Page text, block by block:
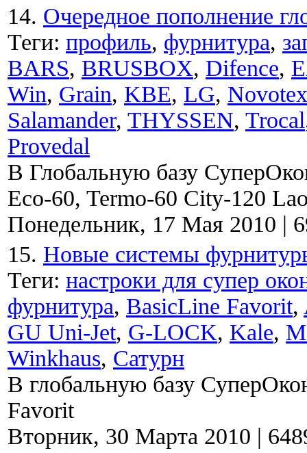
14. Очередное пополнение
Теги: профиль, фурнитура,
BARS, BRUSBOX, Difence,
Win, Grain, KBE, LG, Novotex
Salamander, THYSSEN, Trocal
Provedal
В Глобальную базу
Eco-60, Termo-60 City-120
Понедельник, 17 Мая 2010 |
15. Новые системы
Теги: настроки для супер
фурнитура, BasicLine Favorit,
GU Uni-Jet, G-LOCK, Kale,
Winkhaus, Сатурн
В глобальную базу
Favorit
Вторник, 30 Марта 2010 |